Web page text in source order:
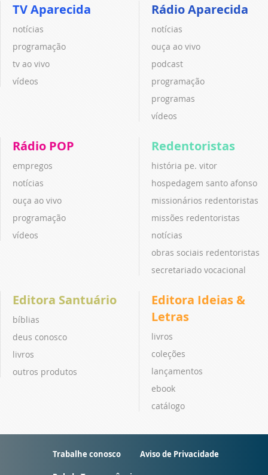
TV Aparecida
notícias
programação
tv ao vivo
vídeos
Rádio Aparecida
notícias
ouça ao vivo
podcast
programação
programas
vídeos
Rádio POP
empregos
notícias
ouça ao vivo
programação
vídeos
Redentoristas
história pe. vitor
hospedagem santo afonso
missionários redentoristas
missões redentoristas
notícias
obras sociais redentoristas
secretariado vocacional
Editora Santuário
bíblias
deus conosco
livros
outros produtos
Editora Ideias &
Letras
livros
coleções
lançamentos
ebook
catálogo
Trabalhe conosco Aviso de Privacidade